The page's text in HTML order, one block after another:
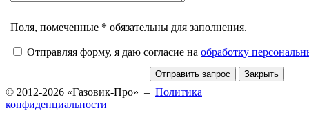
Поля, помеченные * обязательны для заполнения.
Отправляя форму, я даю согласие на обработку
© 2012-2026 «Газовик-Про» – Политика
конфиденциальности